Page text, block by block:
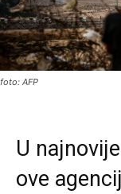
foto: AFP
U
ove